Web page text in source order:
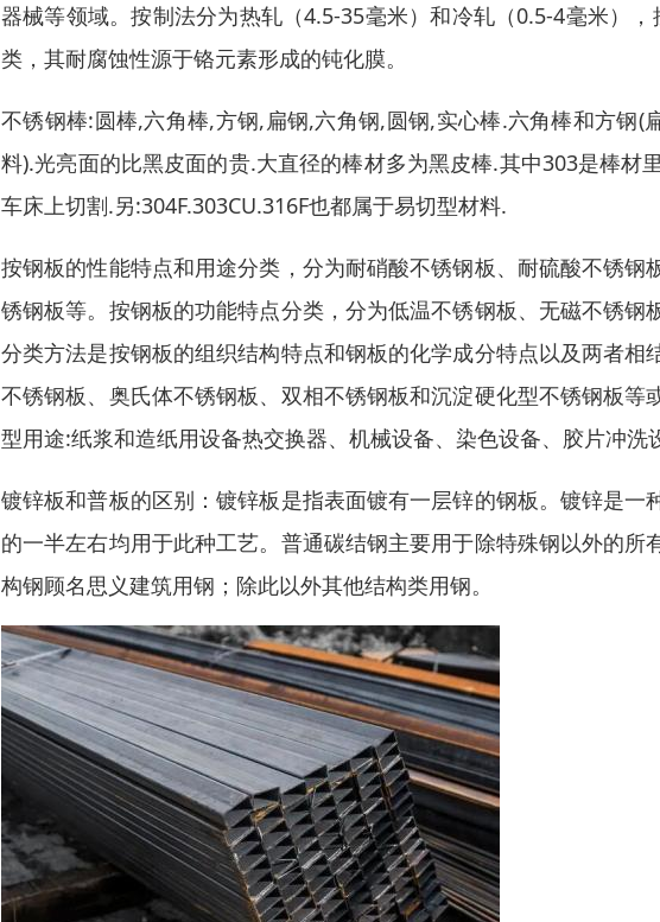
器械等领域。按制法分为热轧（4.5-35毫米）和冷轧（0.5-4毫米）
类，其耐腐蚀性源于铬元素形成的钝化膜。
不锈钢棒:圆棒,六角棒,方钢,扁钢,六角钢,圆钢,实心棒.六角棒和方钢(
料).光亮面的比黑皮面的贵.大直径的棒材多为黑皮棒.其中303是棒材
车床上切割.另:304F.303CU.316F也都属于易切型材料.
按钢板的性能特点和用途分类，分为耐硝酸不锈钢板、耐硫酸不锈
锈钢板等。按钢板的功能特点分类，分为低温不锈钢板、无磁不锈
分类方法是按钢板的组织结构特点和钢板的化学成分特点以及两者
不锈钢板、奥氏体不锈钢板、双相不锈钢板和沉淀硬化型不锈钢板
型用途:纸浆和造纸用设备热交换器、机械设备、染色设备、胶片冲洗
镀锌板和普板的区别：镀锌板是指表面镀有一层锌的钢板。镀锌是
的一半左右均用于此种工艺。普通碳结钢主要用于除特殊钢以外的
构钢顾名思义建筑用钢；除此以外其他结构类用钢。